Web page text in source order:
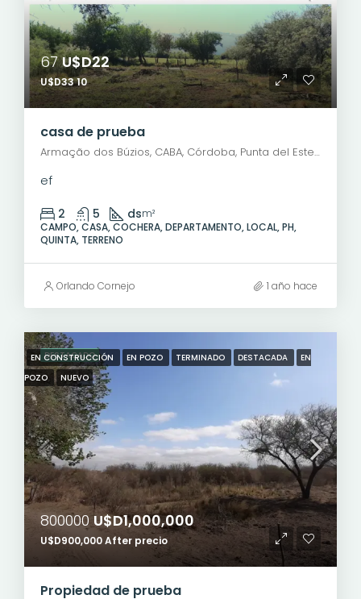
67U$D22
U$D33 10
casa de prueba
Armação dos Búzios, CABA, Córdoba, Punta del Este, Rosario, Santiago de Chile, Valparaíso, Villa Dolores, Viña del Mar, Pedro C. Molina, Barrio Cura Brochero, Villa Dolores, Municipio de Villa Dolores, Pedanía Dolores, Departamento San Javier, Córdoba, X5870, Argentina
ef
2 5 dsm²
CAMPO, CASA, COCHERA, DEPARTAMENTO, LOCAL, PH,
QUINTA, TERRENO
Orlando Cornejo 1 año hace
DESTACADO
EN CONSTRUCCIÓN EN POZO TERMINADO DESTACADA
EN
POZO
NUEVO
800000U$D1,000,000
U$D900,000 After precio
Propiedad de prueba